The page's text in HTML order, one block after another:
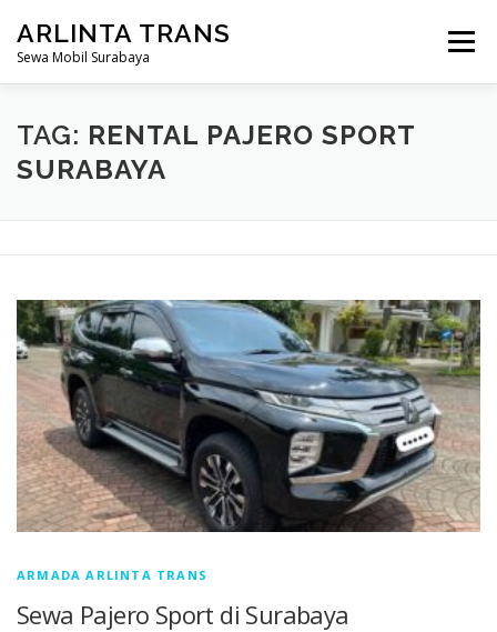
konten
ARLINTA TRANS
Sewa Mobil Surabaya
Menu
HOME PROFIL KAMI HARGA SEWA
TAG: RENTAL PAJERO SPORT
SURABAYA
ARMADA ARLINTA TRANS
Sewa Pajero Sport di Surabaya